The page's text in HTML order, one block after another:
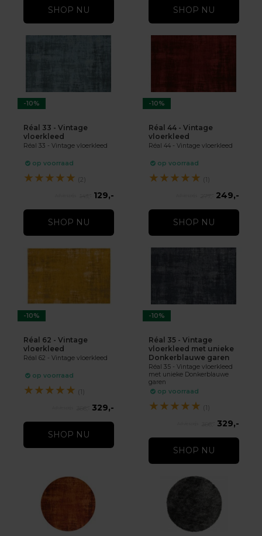
SHOP NU SHOP NU
-10%
Réal 33 - Vintage
vloerkleed
Réal 33 - Vintage vloerkleed
op voorraad
★★★★★ (2)
129,-
SHOP NU
-10%
Réal 44 - Vintage
vloerkleed
Réal 44 - Vintage vloerkleed
op voorraad
★★★★★ (1)
249,-
SHOP NU
-10%
Réal 62 - Vintage
vloerkleed
Réal 62 - Vintage vloerkleed
op voorraad
★★★★★ (1)
329,-
SHOP NU
-10%
Réal 35 - Vintage
vloerkleed met unieke
Donkerblauwe garen
Réal 35 - Vintage vloerkleed
met unieke Donkerblauwe
garen
op voorraad
★★★★★ (1)
329,-
SHOP NU